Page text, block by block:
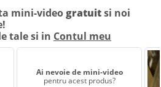
mini-video gratuitsi noi
tale si in Contul meu
Ai nevoie de mini-video
pentru acest produs?